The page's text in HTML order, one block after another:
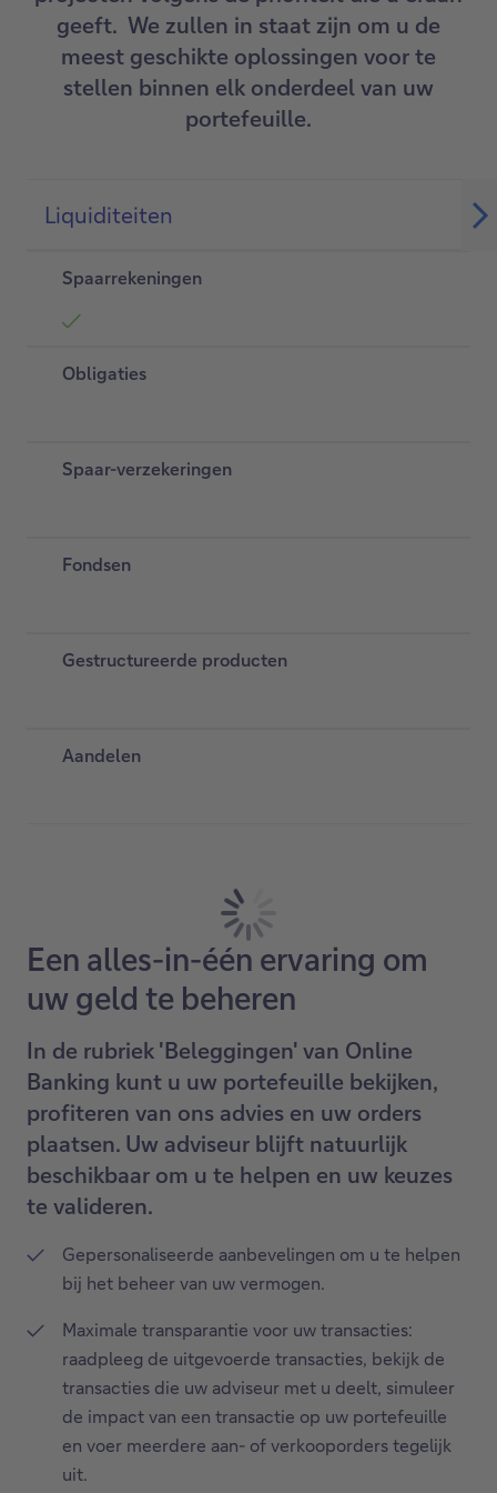
geeft. We zullen in staat zijn om u de
meest geschikte oplossingen voor te
stellen binnen elk onderdeel van uw
portefeuille.
Liquiditeiten
Een alles-in-één ervaring om
uw geld te beheren
In de rubriek 'Beleggingen' van Online
Banking kunt u uw portefeuille bekijken,
profiteren van ons advies en uw orders
plaatsen. Uw adviseur blijft natuurlijk
beschikbaar om u te helpen en uw keuzes
te valideren.
Gepersonaliseerde aanbevelingen om u te helpen
bij het beheer van uw vermogen.
Maximale transparantie voor uw transacties:
raadpleeg de uitgevoerde transacties, bekijk de
transacties die uw adviseur met u deelt, simuleer
de impact van een transactie op uw portefeuille
en voer meerdere aan- of verkooporders tegelijk
uit.